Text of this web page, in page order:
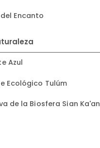
Encanto
Azul
Ecológico Tulúm
de la Biosfera Sian Ka'an